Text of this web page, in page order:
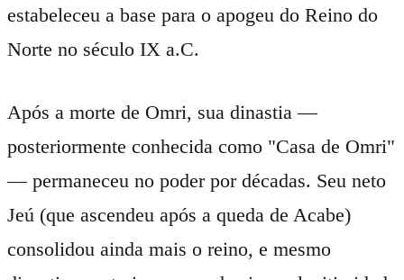
estabeleceu a base para o apogeu do Reino do
Norte no século IX a.C.
Após a morte de Omri, sua dinastia —
posteriormente conhecida como "Casa de Omri"
— permaneceu no poder por décadas. Seu neto
Jeú (que ascendeu após a queda de Acabe)
consolidou ainda mais o reino, e mesmo